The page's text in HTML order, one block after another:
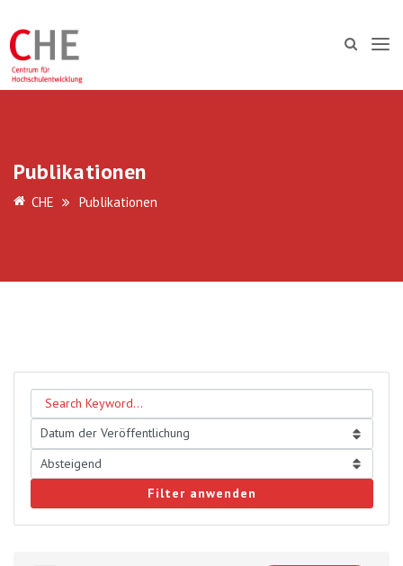
Publikationen
CHE Publikationen
Filter anwenden